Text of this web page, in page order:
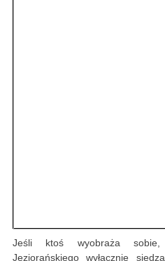
Jeśli ktoś wyobraża
Jeziorańskiego wyłącznie